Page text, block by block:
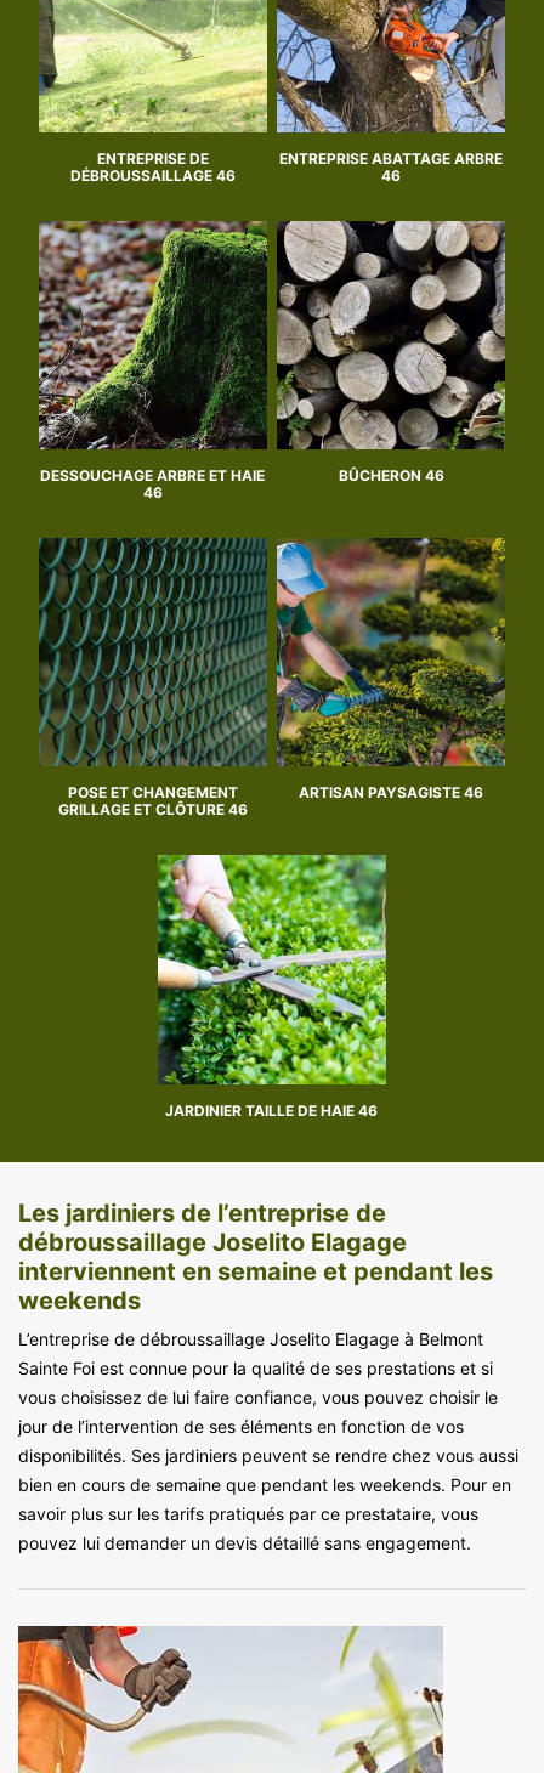
ENTREPRISE DE
DÉBROUSSAILLAGE 46
ENTREPRISE ABATTAGE ARBRE
46
DESSOUCHAGE ARBRE ET HAIE
46
BÛCHERON 46
POSE ET CHANGEMENT
GRILLAGE ET CLÔTURE 46
ARTISAN PAYSAGISTE 46
JARDINIER TAILLE DE HAIE 46
Les jardiniers de l’entreprise de
débroussaillage Joselito Elagage
interviennent en semaine et pendant les
weekends
L’entreprise de débroussaillage Joselito Elagage à Belmont
Sainte Foi est connue pour la qualité de ses prestations et si
vous choisissez de lui faire confiance, vous pouvez choisir le
jour de l’intervention de ses éléments en fonction de vos
disponibilités. Ses jardiniers peuvent se rendre chez vous aussi
bien en cours de semaine que pendant les weekends. Pour en
savoir plus sur les tarifs pratiqués par ce prestataire, vous
pouvez lui demander un devis détaillé sans engagement.